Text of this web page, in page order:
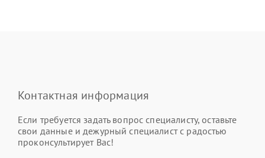
Контактная информация
Если требуется задать вопрос специалисту, оставьте
свои данные и дежурный специалист с радостью
проконсультирует Вас!